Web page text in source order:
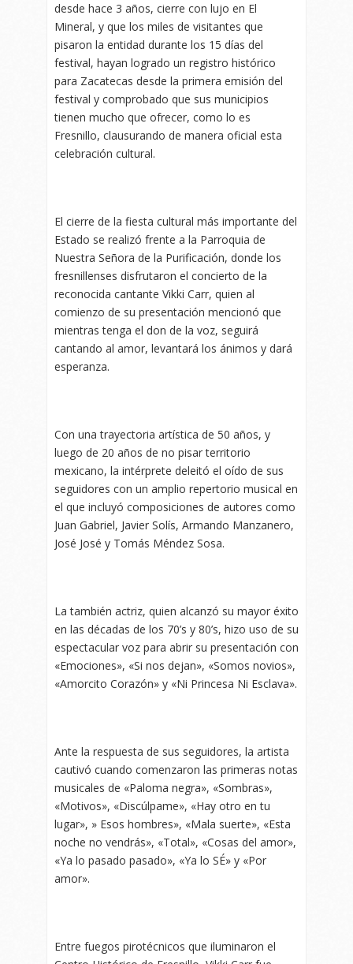
desde hace 3 años, cierre con lujo en El
Mineral, y que los miles de visitantes que
pisaron la entidad durante los 15 días del
festival, hayan logrado un registro histórico
para Zacatecas desde la primera emisión del
festival y comprobado que sus municipios
tienen mucho que ofrecer, como lo es
Fresnillo, clausurando de manera oficial esta
celebración cultural.
El cierre de la fiesta cultural más importante del
Estado se realizó frente a la Parroquia de
Nuestra Señora de la Purificación, donde los
fresnillenses disfrutaron el concierto de la
reconocida cantante Vikki Carr, quien al
comienzo de su presentación mencionó que
mientras tenga el don de la voz, seguirá
cantando al amor, levantará los ánimos y dará
esperanza.
Con una trayectoria artística de 50 años, y
luego de 20 años de no pisar territorio
mexicano, la intérprete deleitó el oído de sus
seguidores con un amplio repertorio musical en
el que incluyó composiciones de autores como
Juan Gabriel, Javier Solís, Armando Manzanero,
José José y Tomás Méndez Sosa.
La también actriz, quien alcanzó su mayor éxito
en las décadas de los 70’s y 80’s, hizo uso de su
espectacular voz para abrir su presentación con
«Emociones», «Si nos dejan», «Somos novios»,
«Amorcito Corazón» y «Ni Princesa Ni Esclava».
Ante la respuesta de sus seguidores, la artista
cautivó cuando comenzaron las primeras notas
musicales de «Paloma negra», «Sombras»,
«Motivos», «Discúlpame», «Hay otro en tu
lugar», » Esos hombres», «Mala suerte», «Esta
noche no vendrás», «Total», «Cosas del amor»,
«Ya lo pasado pasado», «Ya lo SÉ» y «Por
amor».
Entre fuegos pirotécnicos que iluminaron el